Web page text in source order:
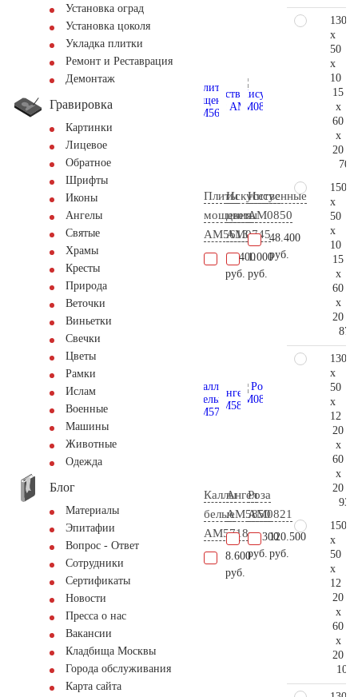
Установка оград
Установка цоколя
Укладка плитки
Ремонт и Реставрация
Демонтаж
Гравировка
Картинки
Лицевое
Обратное
Шрифты
Иконы
Ангелы
Святые
Храмы
Кресты
Природа
Веточки
Виньетки
Свечки
Цветы
Рамки
Ислам
Военные
Машины
Животные
Одежда
Блог
Материалы
Эпитафии
Вопрос - Ответ
Сотрудники
Сертификаты
Новости
Пресса о нас
Вакансии
Кладбища Москвы
Города обслуживания
Карта сайта
Плиты
мощения
AM5613
11.400
руб.
Искусственные
цветы
AM0745
1.000
руб.
Иисус
AM0850
48.400
руб.
Каллы
белые
AM5718
8.600
руб.
Ангел
AM5850
20.300
руб.
Роза
AM0821
120.500
руб.
130
x
50
x
10
15
x
60
x
20
150
x
50
x
10
15
x
60
x
20
130
x
50
x
12
20
x
60
x
20
150
x
50
x
12
20
x
60
x
20